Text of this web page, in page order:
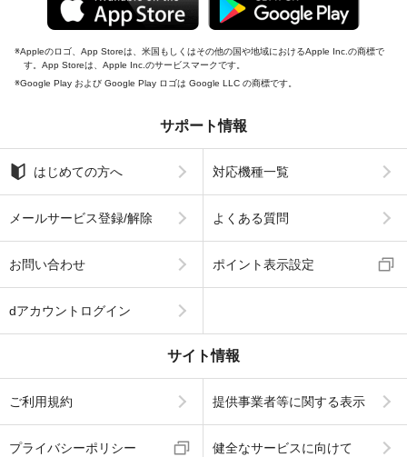
Appleのロゴ、App Storeは、米国もしくはその他の国や地域におけるApple Inc.の商標で
す。App Storeは、Apple Inc.のサービスマークです。
Google Play および Google Play ロゴは Google LLC の商標です。
サポート情報
はじめての方へ 対応機種一覧
メールサービス登録/解除 よくある質問
お問い合わせ ポイント表示設定
dアカウントログイン
サイト情報
ご利用規約 提供事業者等に関する表示
プライバシーポリシー 健全なサービスに向けて